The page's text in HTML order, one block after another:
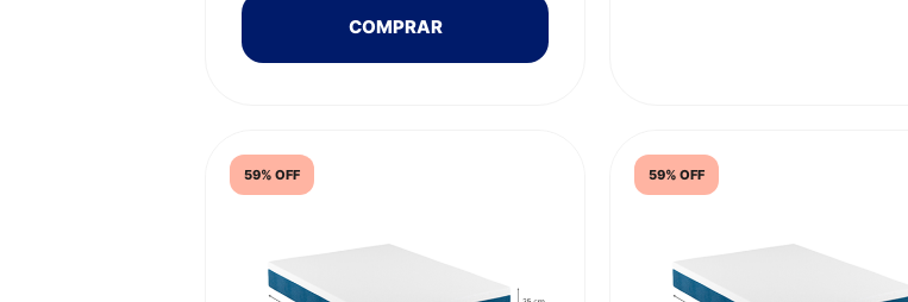
COMPRAR
59% OFF 59% OFF